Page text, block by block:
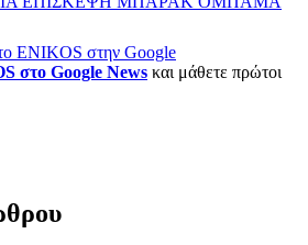
ENIKOS στην Google
στο Google News και μάθετε πρώτοι